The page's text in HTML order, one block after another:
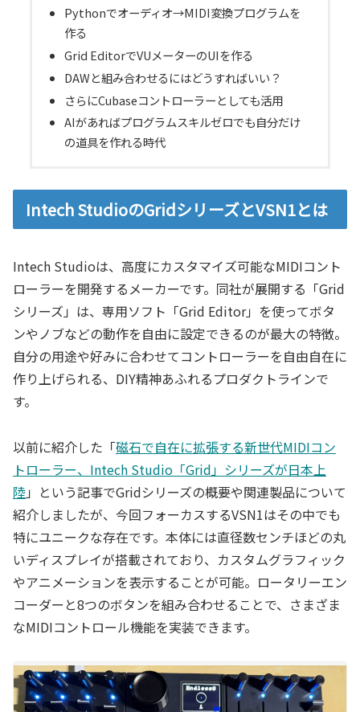
Pythonでオーディオ→MIDI変換プログラムを
作る
Grid EditorでVUメーターのUIを作る
DAWと組み合わせるにはどうすればいい？
さらにCubaseコントローラーとしても活用
AIがあればプログラムスキルゼロでも自分だけ
の道具を作れる時代
Intech StudioのGridシリーズとVSN1とは
Intech Studioは、高度にカスタマイズ可能なMIDIコント
ローラーを開発するメーカーです。同社が展開する「Grid
シリーズ」は、専用ソフト「Grid Editor」を使ってボタ
ンやノブなどの動作を自由に設定できるのが最大の特徴。
自分の用途や好みに合わせてコントローラーを自由自在に
作り上げられる、DIY精神あふれるプロダクトラインで
す。
以前に紹介した「磁石で自在に拡張する新世代MIDIコン
トローラー、Intech Studio「Grid」シリーズが日本上
陸」という記事でGridシリーズの概要や関連製品について
紹介しましたが、今回フォーカスするVSN1はその中でも
特にユニークな存在です。本体には直径数センチほどの丸
いディスプレイが搭載されており、カスタムグラフィック
やアニメーションを表示することが可能。ロータリーエン
コーダーと8つのボタンを組み合わせることで、さまざま
なMIDIコントロール機能を実装できます。